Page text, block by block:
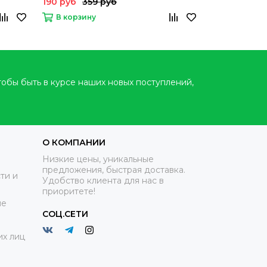
В корзину
быть в курсе наших новых поступлений,
и
лиц
О КОМПАНИИ
Низкие цены, уникальные
предложения, быстрая доставка.
Удобство клиента для нас в
приоритете!
СОЦ.СЕТИ